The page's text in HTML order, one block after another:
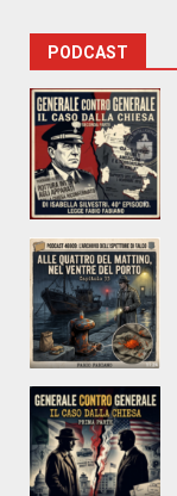
PODCAST